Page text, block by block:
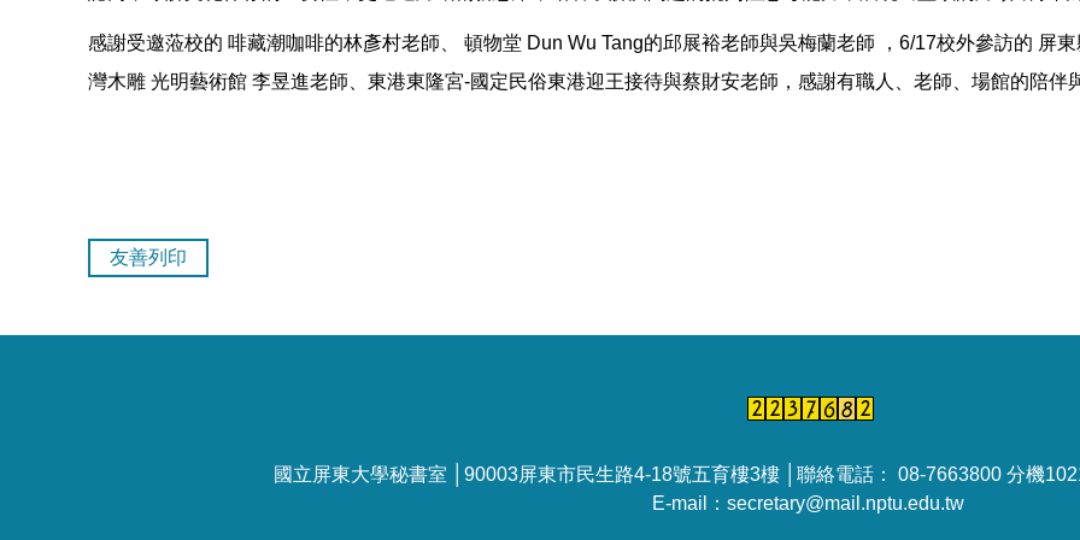
感謝受邀蒞校的 啡藏潮咖啡的林彥村老師、 頓物堂 Dun Wu Tang的邱展裕老師與吳梅蘭老師 ，6/17校外參訪的 屏
灣木雕 光明藝術館 李昱進老師、東港東隆宮-國定民俗東港迎王接待與蔡財安老師，感謝有職人、老師、場館的陪伴
友善列印
國立屏東大學秘書室 │90003屏東市民生路4-18號五育樓3樓 │聯絡電話： 08-7663800 分機
E-mail：secretary@mail.nptu.edu.tw